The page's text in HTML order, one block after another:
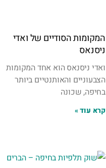
המקומות הסודיים של ואדי
ניסנאס
ואדי ניסנאס הוא אחד המקומות
הצבעוניים והאותנטיים ביותר
בחיפה, שכונה
קרא עוד »